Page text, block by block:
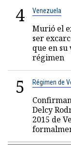
4 Venezuela
Murió el
ser
que en
régimen
5 Régimen de
Delcy
2015 de